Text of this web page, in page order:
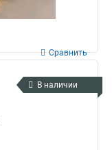
Сравнить
В наличии